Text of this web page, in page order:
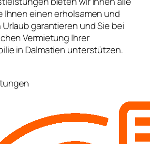
Ihnen einen erholsamen und
garantieren und Sie bei
Vermietung Ihrer
in Dalmatien unterstützen.